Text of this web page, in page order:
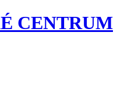
CENTRUM